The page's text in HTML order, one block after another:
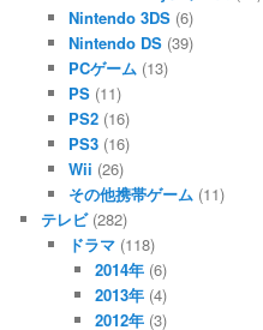
Nintendo 3DS(6)
Nintendo DS(39)
PCゲーム(13)
PS(11)
PS2(16)
PS3(16)
Wii (26)
その他携帯ゲーム(11)
テレビ(282)
ドラマ(118)
2014年 (6)
2013年 (4)
2012年 (3)